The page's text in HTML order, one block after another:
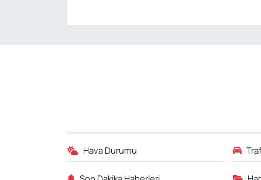
Hava Durumu